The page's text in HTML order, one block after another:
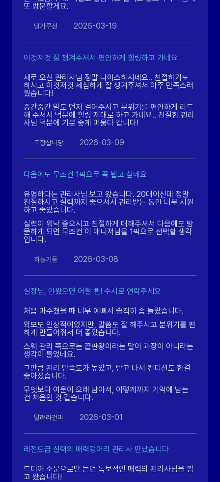
또 방문할게요.
밀가루전 2026-03-19
이것저것 잘 챙겨주셔서 편안하게 힐링하고 가네요
새로 오신 관리사님 정말 나이스하시네요.. 친절하기도
하시고 이것저것 세심하게 잘 챙겨주셔서 아주 만족스러
웠습니다!
중간중간 말도 먼저 걸어주시고 분위기를 편안하게 리드
해 주셔서 덕분에 힐링 제대로 하고 가네요.. 친절한 관리
사님 덕분에 기분 좋게 머물다 갑니다!
포항삽니당 2026-03-09
다음에도 무조건 1픽으로 꼭 뵙고 싶네요
유명하다는 관리사님 보고 왔습니다. 20대이신데 정말
친절하시고 실력까지 좋으셔서 관리받는 동안 너무 시원
하고 좋았습니다.
실력이 워낙 좋으시고 친절하게 대해주셔서 다음에도 방
문하게 되면 무조건 이 매니저님을 1픽으로 선택할 생각
입니다.
하늘기둥 2026-03-08
실장님, 안봤으면 어쩔 뻔! 수시로 연락주세요
처음 마주쳤을 때 너무 예뻐서 솔직히 좀 놀랐습니다.
외모도 인상적이었지만, 말씀도 잘 해주시고 분위기를 편
하게 만들어줘서 더 좋았습니다.
스웨 관리 쪽으로는 끝판왕이라는 말이 과장이 아니라는
생각이 들었네요.
그만큼 관리 만족도가 높았고, 받고 나서 컨디션도 한결
좋아졌습니다.
무엇보다 여운이 오래 남아서, 이렇게까지 기억에 남는
건 처음인 것 같습니다.
달려라건마 2026-03-01
레전드급 실력의 매력덩어리 관리사 만났습니다
드디어 소문으로만 듣던 독보적인 매력의 관리사님을 뵙
고 왔습니다!